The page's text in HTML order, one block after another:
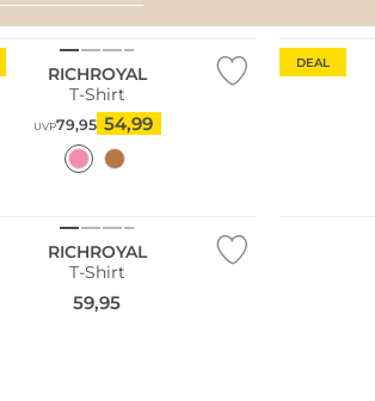
RICHROYAL
T-Shirt
UVP79,95 54,99
DEAL
RICHROYAL
T-Shirt
59,95